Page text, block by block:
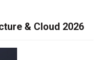
& Cloud 2026